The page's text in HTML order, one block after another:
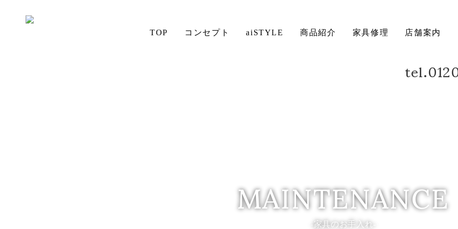
TOP コンセプト aiSTYLE 商品紹介 家具修理 店舗案内
MAINTENANCE
家具のお手入れ